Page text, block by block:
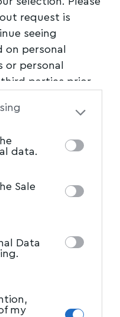
request is
seeing
on personal
personal
parties prior
your personal
This
by us to
disclose it to
data.
Sale
Data
my